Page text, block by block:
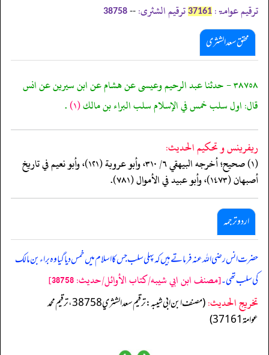
ترقیم عوامۃ: 37161 ترقیم الشثری: --
38758
محقق سعد الشثری
٣٨٧٥٨ - حدثنا عبد الرحيم وعيسى عن هشام عن ابن سيرين عن انس
قال: اول سلب خمس في الإسلام سلب البراء بن مالك(١) .
ريفرينس و تحكيم الحدیث:
(١) صحيح؛ أخرجه البيهقي ٦/ ٣١٠، وأبو عروبة (١٢١)، وأبو نعيم في تاريخ
أصبهان (١٤٧٣)، وأبو عبيد في الأموال (٧٨١).
اردو ترجمہ
حضرت انس رضی اللہ عنہ فرماتے ہیں کہ پہلی سلب جس کا اسلام میں خمس دیا گیا وہ براء بن مالک
کی سلب تھی۔[مصنف ابن ابي شيبه/كتاب الأوائل/حدیث: 38758]
تخریج الحدیث:
(مصنف ابن ابي شيبه: ترقيم سعد الشثري 38758، ترقيم محمد
عوامة 37161)